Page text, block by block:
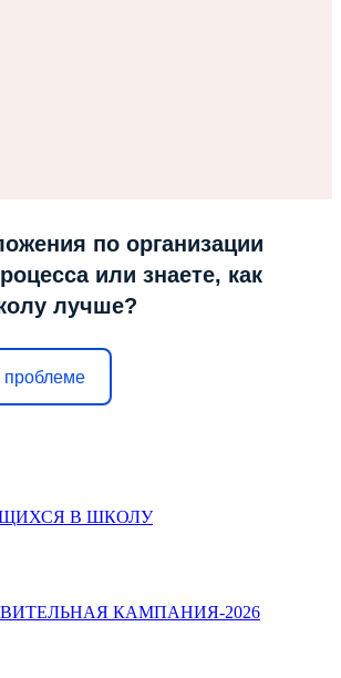
по организации
или знаете, как
лучше?
проблеме
В ШКОЛУ
КАМПАНИЯ-2026